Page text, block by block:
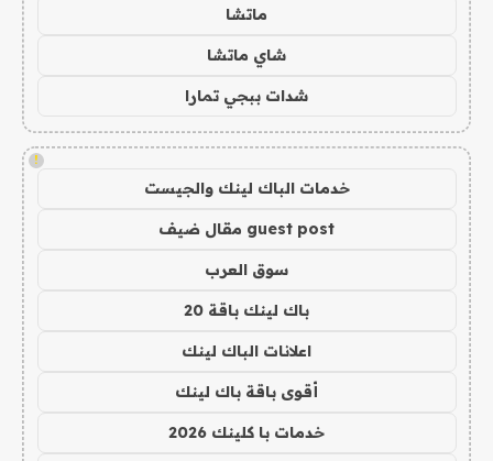
ماتشا
شاي ماتشا
شدات ببجي تمارا
!
خدمات الباك لينك والجيست
guest post مقال ضيف
سوق العرب
باك لينك باقة 20
اعلانات الباك لينك
أقوى باقة باك لينك
خدمات با كلينك 2026